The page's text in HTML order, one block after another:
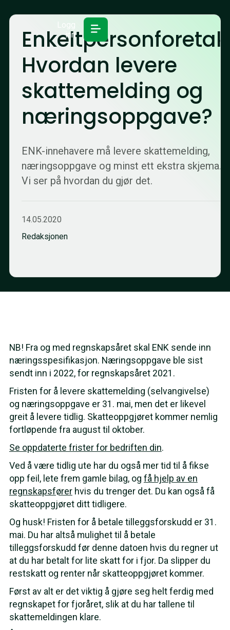
Logg
inn
Hvordan levere
skattemelding og
næringsoppgave?
ENK-innehavere må levere skattemelding,
næringsoppgave og minst ett ekstra skjema.
Vi ser på hvordan du gjør det.
14.05.2020
Redaksjonen
NB! Fra og med regnskapsåret skal ENK sende inn
næringsspesifikasjon. Næringsoppgave ble sist
sendt inn i 2022, for regnskapsåret 2021.
Fristen for å levere skattemelding (selvangivelse)
og næringsoppgave er 31. mai, men det er likevel
greit å levere tidlig. Skatteoppgjøret kommer nemlig
fortløpende fra august til oktober.
Se oppdaterte frister for bedriften din.
Ved å være tidlig ute har du også mer tid til å fikse
opp feil, lete frem gamle bilag, og få hjelp av en
regnskapsførerhvis du trenger det. Du kan også få
skatteoppgjøret ditt tidligere.
Og husk! Fristen for å betale tilleggsforskudd er 31.
mai. Du har altså mulighet til å betale
tilleggsforskudd før denne datoen hvis du regner ut
at du har betalt for lite skatt for i fjor. Da slipper du
restskatt og renter når skatteoppgjøret kommer.
Først av alt er det viktig å gjøre seg helt ferdig med
regnskapet for fjoråret, slik at du har tallene til
skattemeldingen klare.